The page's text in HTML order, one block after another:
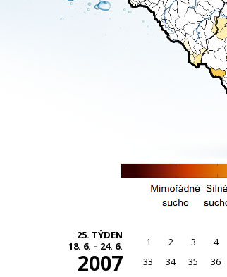
25. TÝDEN
18. 6. – 24. 6.
2007
1 2 3 4
33
34 35 36